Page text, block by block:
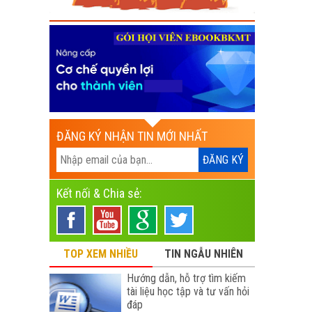
ĐĂNG KÝ NHẬN TIN MỚI NHẤT
Kết nối & Chia sẻ:
TOP XEM NHIỀU
TIN NGẪU NHIÊN
Hướng dẫn, hỗ trợ tìm kiếm
tài liệu học tập và tư vấn hỏi
đáp